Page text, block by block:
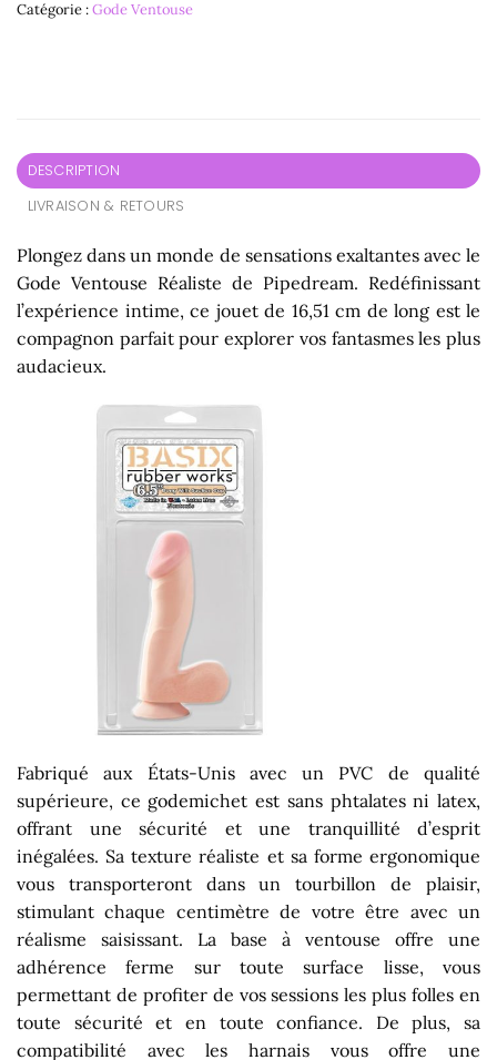
Catégorie :Gode Ventouse
DESCRIPTION
LIVRAISON & RETOURS
Plongez dans un monde de sensations exaltantes avec le
Gode Ventouse Réaliste de Pipedream. Redéfinissant
l’expérience intime, ce jouet de 16,51 cm de long est le
compagnon parfait pour explorer vos fantasmes les plus
audacieux.
Fabriqué aux États-Unis avec un PVC de qualité
supérieure, ce godemichet est sans phtalates ni latex,
offrant une sécurité et une tranquillité d’esprit
inégalées. Sa texture réaliste et sa forme ergonomique
vous transporteront dans un tourbillon de plaisir,
stimulant chaque centimètre de votre être avec un
réalisme saisissant. La base à ventouse offre une
adhérence ferme sur toute surface lisse, vous
permettant de profiter de vos sessions les plus folles en
toute sécurité et en toute confiance. De plus, sa
compatibilité avec les harnais vous offre une